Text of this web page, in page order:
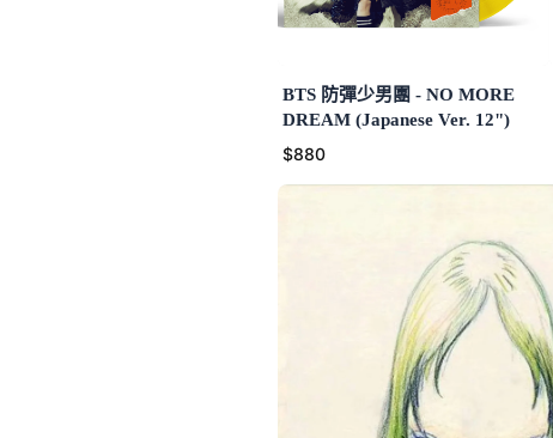
BTS 防彈少男團 - NO MORE
DREAM (Japanese Ver. 12")
$880